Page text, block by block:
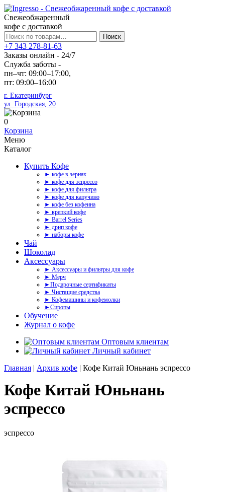
Свежеобжаренный
кофе с доставкой
Искать:
Поиск
+7 343 278-81-63
Заказы онлайн - 24/7
Служба заботы -
пн–чт: 09:00–17:00,
пт: 09:00–16:00
г. Екатеринбург
ул. Городская, 20
0
Корзина
Меню
Каталог
Купить Кофе
► кофе в зернах
► кофе для эспрессо
► кофе для фильтра
► кофе для капучино
► кофе без кофеина
► крепкий кофе
► Barrel Series
► дрип кофе
► наборы кофе
Чай
Шоколад
Аксессуары
► Аксессуары и фильтры для кофе
► Мерч
►Подарочные сертификаты
► Чистящие средства
► Кофемашины и кофемолки
►Сиропы
Обучение
Журнал о кофе
Оптовым клиентам
Личный кабинет
Главная | Архив кофе | Кофе Китай Юньнань эспрессо
Кофе Китай Юньнань
эспрессо
эспрессо